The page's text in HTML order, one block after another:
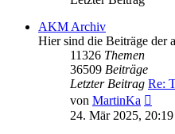
AKM Archiv
Hier sind die Beiträge der
11326 Themen
36509 Beiträge
Letzter Beitrag Re:
von MartinKa
24. Mär 2025, 20:19